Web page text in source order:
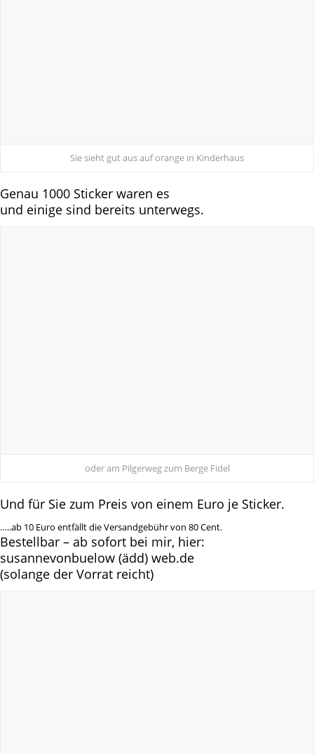
Sie sieht gut aus auf orange in Kinderhaus
Genau 1000 Sticker waren es
und einige sind bereits unterwegs.
oder am Pilgerweg zum Berge Fidel
Und für Sie zum Preis von einem Euro je Sticker.
…..ab 10 Euro entfällt die Versandgebühr von 80 Cent.
Bestellbar – ab sofort bei mir, hier:
susannevonbuelow (ädd) web.de
(solange der Vorrat reicht)